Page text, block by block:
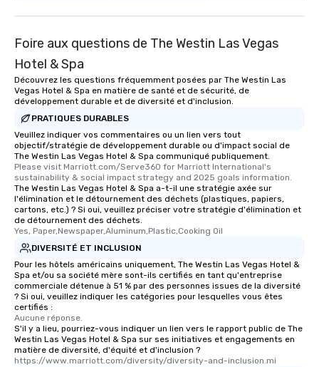
Foire aux questions de The Westin Las Vegas
Hotel & Spa
Découvrez les questions fréquemment posées par The Westin Las
Vegas Hotel & Spa en matière de santé et de sécurité, de
développement durable et de diversité et d'inclusion.
PRATIQUES DURABLES
Veuillez indiquer vos commentaires ou un lien vers tout
objectif/stratégie de développement durable ou d'impact social de
The Westin Las Vegas Hotel & Spa communiqué publiquement.
Please visit Marriott.com/Serve360 for Marriott International's
sustainability & social impact strategy and 2025 goals information.
The Westin Las Vegas Hotel & Spa a-t-il une stratégie axée sur
l'élimination et le détournement des déchets (plastiques, papiers,
cartons, etc.) ? Si oui, veuillez préciser votre stratégie d'élimination et
de détournement des déchets.
Yes, Paper,Newspaper,Aluminum,Plastic,Cooking Oil
DIVERSITÉ ET INCLUSION
Pour les hôtels américains uniquement, The Westin Las Vegas Hotel &
Spa et/ou sa société mère sont-ils certifiés en tant qu'entreprise
commerciale détenue à 51 % par des personnes issues de la diversité
? Si oui, veuillez indiquer les catégories pour lesquelles vous êtes
certifiés :
Aucune réponse.
S'il y a lieu, pourriez-vous indiquer un lien vers le rapport public de The
Westin Las Vegas Hotel & Spa sur ses initiatives et engagements en
matière de diversité, d'équité et d'inclusion ?
https://www.marriott.com/diversity/diversity-and-inclusion.mi